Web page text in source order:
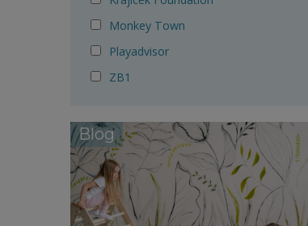
Monkey Town
Playadvisor
ZB1
Blog